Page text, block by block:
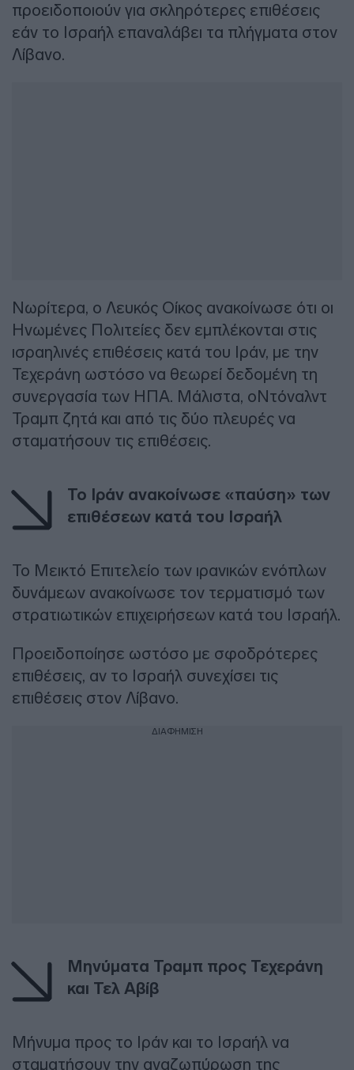
προειδοποιούν για σκληρότερες επιθέσεις
εάν το Ισραήλ επαναλάβει τα πλήγματα στον
Λίβανο.
Νωρίτερα, ο Λευκός Οίκος ανακοίνωσε ότι οι
Ηνωμένες Πολιτείες δεν εμπλέκονται στις
ισραηλινές επιθέσεις κατά του Ιράν, με την
Τεχεράνη ωστόσο να θεωρεί δεδομένη τη
συνεργασία των ΗΠΑ. Μάλιστα, οΝτόναλντ
Τραμπ ζητά και από τις δύο πλευρές να
σταματήσουν τις επιθέσεις.
Το Ιράν ανακοίνωσε «παύση» των
επιθέσεων κατά του Ισραήλ
Το Μεικτό Επιτελείο των ιρανικών ενόπλων
δυνάμεων ανακοίνωσε τον τερματισμό των
στρατιωτικών επιχειρήσεων κατά του Ισραήλ.
Προειδοποίησε ωστόσο με σφοδρότερες
επιθέσεις, αν το Ισραήλ συνεχίσει τις
επιθέσεις στον Λίβανο.
ΔΙΑΦΗΜΙΣΗ
Μηνύματα Τραμπ προς Τεχεράνη
και Τελ Αβίβ
Μήνυμα προς το Ιράν και το Ισραήλ να
σταματήσουν την αναζωπύρωση της